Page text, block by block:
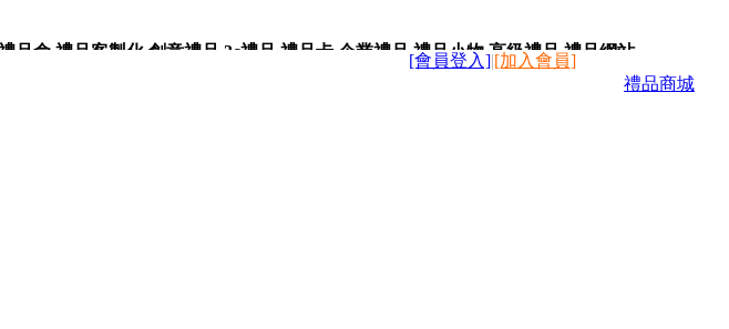
,禮品客製化,創意禮品,3c禮品,禮品卡,企業禮品,禮品小物,高級禮品,禮品網站。
禮品商城
[會員登入]|[加入會員]